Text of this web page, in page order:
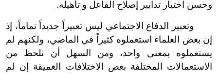
وحسن اختيار تدابير إصلاح الفاعل و تأهيله.
وتعبير الدفاع الاجتماعي ليس تعبيراً جديداً تماماً، إذ
إن بعض العلماء استعملوه كثيراً في الماضي، ولكنهم لم
يستعملوه بمعنى واحد، ومن السهل أن نلحظ من
الاستعمالات المختلفة بعض الاختلافات العميقة إن لم